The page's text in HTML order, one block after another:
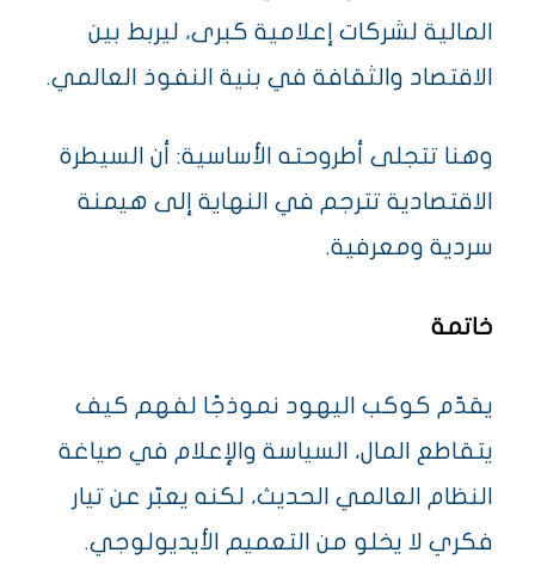
المالية لشركات إعلامية كبرى، ليربط بين
الاقتصاد والثقافة في بنية النفوذ العالمي.
وهنا تتجلى أطروحته الأساسية: أن السيطرة
الاقتصادية تترجم في النهاية إلى هيمنة
سردية ومعرفية.
خاتمة
يقدّم كوكب اليهود نموذجًا لفهم كيف
يتقاطع المال، السياسة والإعلام في صياغة
النظام العالمي الحديث، لكنه يعبّر عن تيار
فكري لا يخلو من التعميم الأيديولوجي.